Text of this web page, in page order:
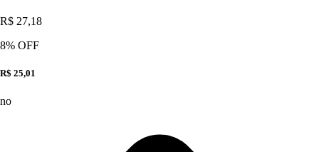
R$ 27,18
8% OFF
R$ 25,01
no